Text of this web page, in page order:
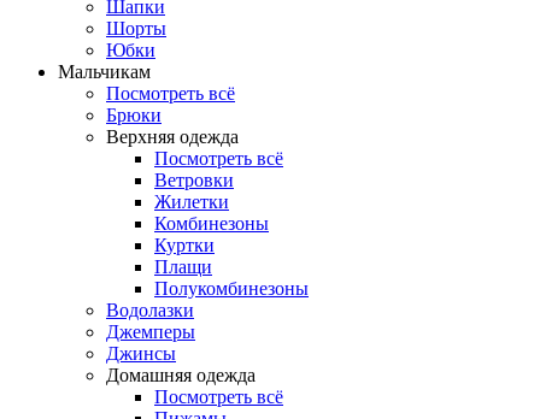
Шапки
Шорты
Юбки
Мальчикам
Посмотреть всё
Брюки
Верхняя одежда
Посмотреть всё
Ветровки
Жилетки
Комбинезоны
Куртки
Плащи
Полукомбинезоны
Водолазки
Джемперы
Джинсы
Домашняя одежда
Посмотреть всё